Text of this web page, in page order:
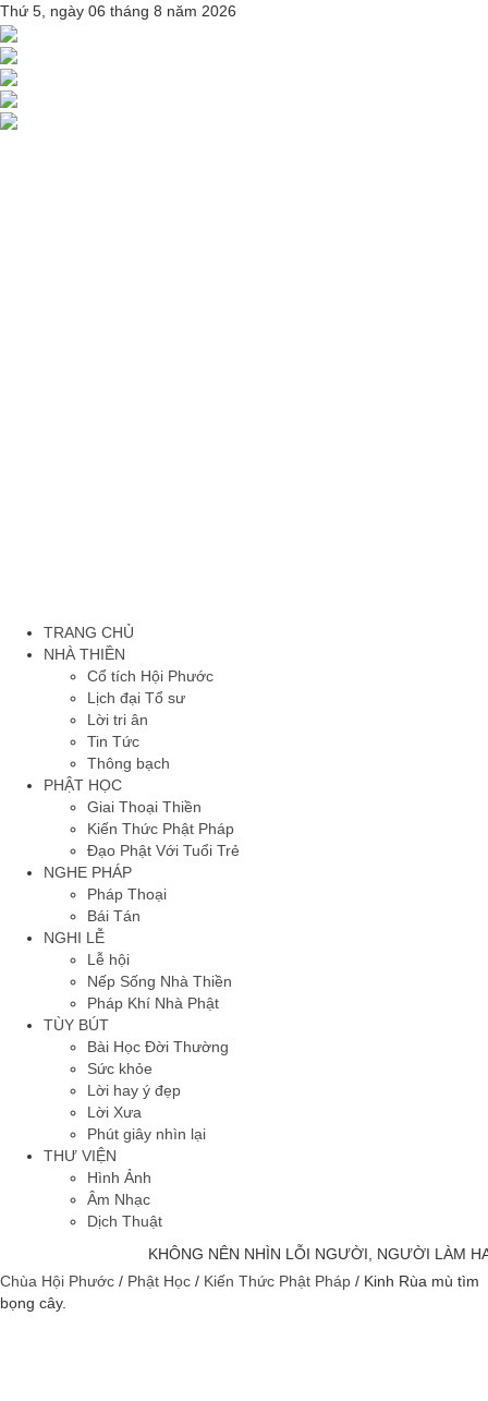
Thứ 5, ngày 06 tháng 8 năm 2026
TRANG CHỦ
NHÀ THIỀN
Cổ tích Hội Phước
Lịch đại Tổ sư
Lời tri ân
Tin Tức
Thông bạch
PHẬT HỌC
Giai Thoại Thiền
Kiến Thức Phật Pháp
Đạo Phật Với Tuổi Trẻ
NGHE PHÁP
Pháp Thoại
Bái Tán
NGHI LỄ
Lễ hội
Nếp Sống Nhà Thiền
Pháp Khí Nhà Phật
TÙY BÚT
Bài Học Đời Thường
Sức khỏe
Lời hay ý đẹp
Lời Xưa
Phút giây nhìn lại
THƯ VIỆN
Hình Ảnh
Âm Nhạc
Dịch Thuật
KHÔNG NÊN NHÌN LỖI NGƯỜI, NGƯỜI LÀM
Chùa Hội Phước / Phật Học / Kiến Thức Phật Pháp / Kinh Rùa mù tìm
bọng cây.